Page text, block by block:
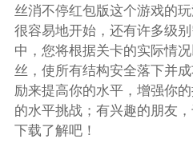
丝消不停红包版这个游戏的
很容易地开始，还有许多级
中，您将根据关卡的实际情
丝，使所有结构安全落下并
励来提高你的水平，增强你
的水平挑战；有兴趣的朋友
下载了解吧！